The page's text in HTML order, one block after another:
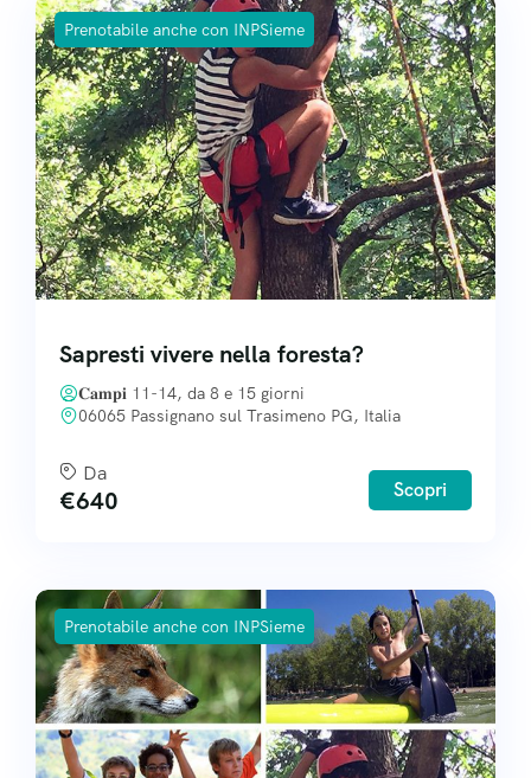
Prenotabile anche con INPSieme
Sapresti vivere nella foresta?
𝐂𝐚𝐦𝐩𝐢 11-14, da 8 e 15 giorni
06065 Passignano sul Trasimeno PG, Italia
Da
€640 Scopri
Prenotabile anche con INPSieme